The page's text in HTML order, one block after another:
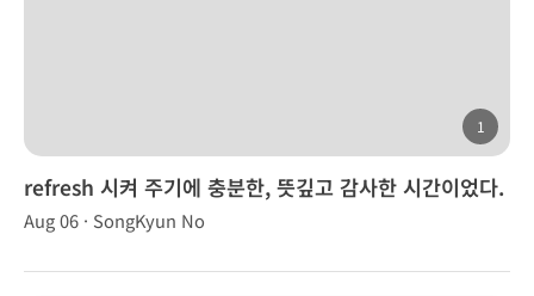
1
refresh 시켜 주기에 충분한, 뜻깊고 감사한 시간이었다.
Aug 06 · SongKyun No